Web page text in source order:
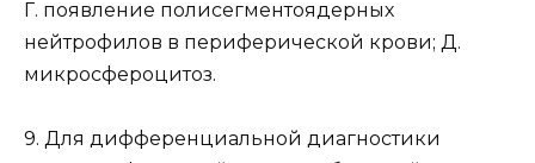
Г. появление полисегментоядерных
нейтрофилов в периферической крови; Д.
микросфероцитоз.
9. Для дифференциальной диагностики